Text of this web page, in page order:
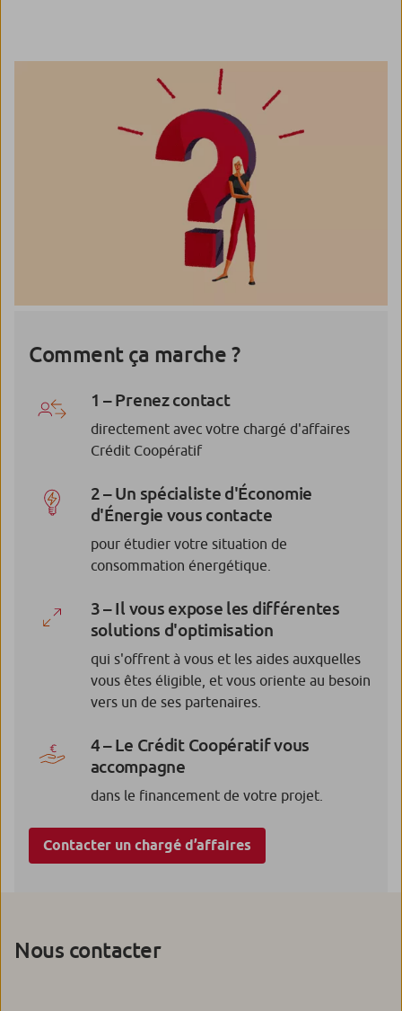
Comment ça marche ?
1 – Prenez contact
directement avec votre chargé d'affaires
Crédit Coopératif
2 – Un spécialiste d'Économie
d'Énergie vous contacte
pour étudier votre situation de
consommation énergétique.
3 – Il vous expose les différentes
solutions d'optimisation
qui s'offrent à vous et les aides auxquelles
vous êtes éligible, et vous oriente au besoin
vers un de ses partenaires.
4 – Le Crédit Coopératif vous
accompagne
dans le financement de votre projet.
Contacter un chargé d’affaires
Nous contacter